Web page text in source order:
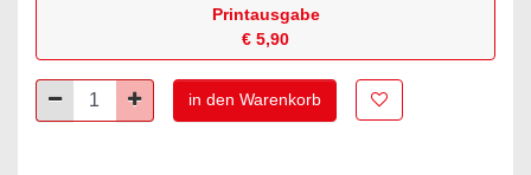
Printausgabe
€ 5,90
Minus Plus in den Warenkorb Zur Merkliste